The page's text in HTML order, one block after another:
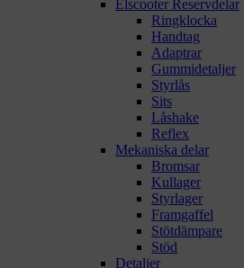
Elscooter Reservdelar
Ringklocka
Handtag
Adaptrar
Gummidetaljer
Styrlås
Sits
Låshake
Reflex
Mekaniska delar
Bromsar
Kullager
Styrlager
Framgaffel
Stötdämpare
Stöd
Detaljer